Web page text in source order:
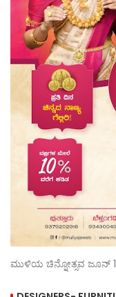
ಮುಳಿಯ ಚಿನ್ನೋತ್ಸವ ಜೂನ್